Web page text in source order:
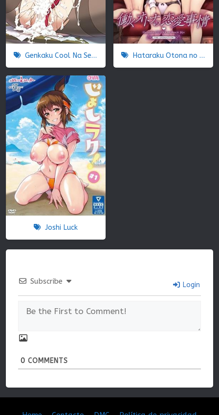
Genkaku Cool Na Sensei Hataraku Otona no Renai Jijou
Joshi Luck
Subscribe Login
0 COMMENTS